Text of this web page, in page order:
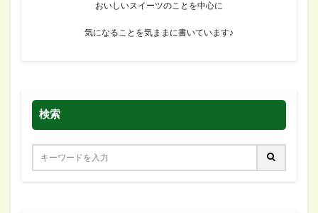
おいしいスイーツのことを中心に
気になることを気ままに書いています♪
検索